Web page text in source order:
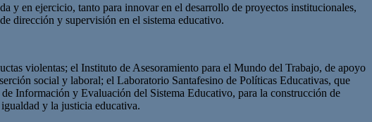
y en ejercicio, tanto para innovar en el desarrollo de proyectos institucionales,
dirección y supervisión en el sistema educativo.
violentas; el Instituto de Asesoramiento para el Mundo del Trabajo, de apoyo
social y laboral; el Laboratorio Santafesino de Políticas Educativas, que
Información y Evaluación del Sistema Educativo, para la construcción de
y la justicia educativa.